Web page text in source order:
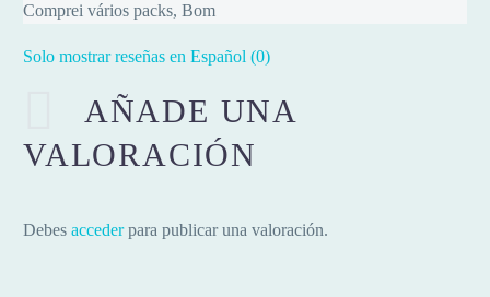
Comprei vários packs, Bom
Solo mostrar reseñas en Español (0)
AÑADE UNA
VALORACIÓN
Debes accederpara publicar una valoración.